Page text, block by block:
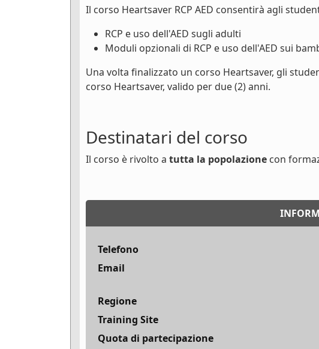
Il corso Heartsaver RCP AED consentirà agli
RCP e uso dell'AED sugli adulti
Moduli opzionali di RCP e uso dell'AED sui
Una volta finalizzato un corso Heartsaver, gli
corso Heartsaver, valido per due (2) anni.
Destinatari del corso
Il corso è rivolto a tutta la popolazione con
Telefono
Email
Regione
Training Site
Quota di partecipazione